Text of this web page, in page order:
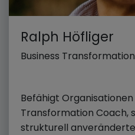
Ralph Höfliger
Business
Befähigt Organisationen
Transformation Coach,
strukturell